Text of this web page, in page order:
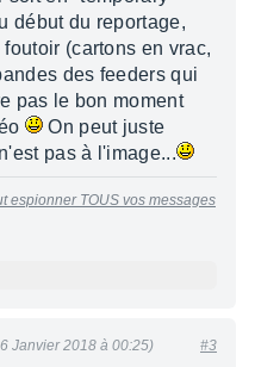
début du reportage,
(cartons en vrac,
des feeders qui
pas le bon moment
On peut juste
pas à l'image...
espionner TOUS vos messages
Janvier 2018 à 00:25) #3